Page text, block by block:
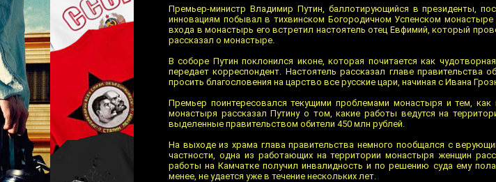
Премьер-министр Владимир Путин, баллотирующийся в президенты,
инновациям побывал в тихвинском Богородичном Успенском
входа в монастырь его встретил настоятель отец Евфимий, который
рассказал о монастыре.
В соборе Путин поклонился иконе, которая почитается как
передает корреспондент. Настоятель рассказал главе
просить благословения на царство все русские цари, начиная с Ивана
Премьер поинтересовался текущими проблемами монастыря и тем, как
монастыря рассказал Путину о том, какие работы ведутся на
выделенные правительством обители 450 млн рублей.
На выходе из храма глава правительства немного пообщался с
частности, одна из работающих на территории монастыря женщин
работы на Камчатке получил инвалидность и по решению суда ему
менее, не удается уже в течение нескольких лет.